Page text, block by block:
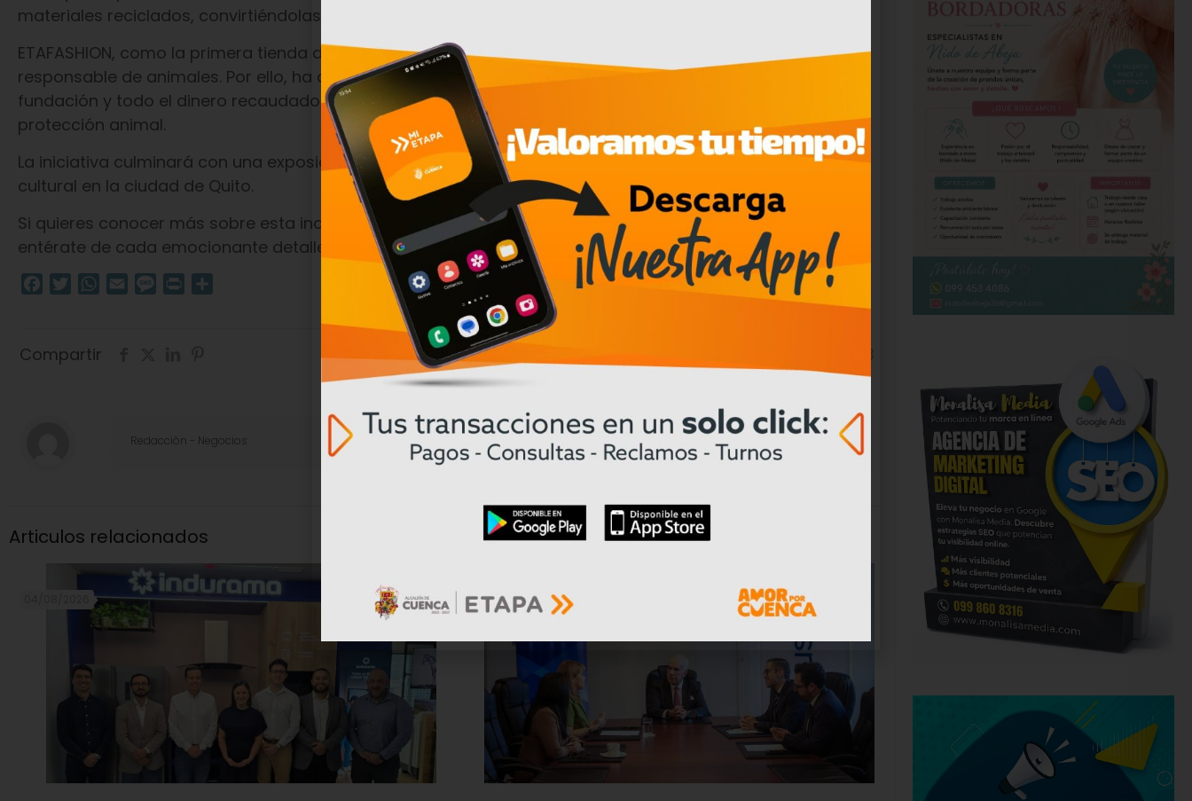
materiales reciclados, convirtiéndolas en obras de arte que posteriormente serán subastadas.
ETAFASHION, como la primera tienda de moda PET FRIENDLY del Ecuador, promueve el respeto y cuidado
responsable de animales. Por ello, ha decidido anclar el proyecto a otro fin: los artistas apadrinarán a una
fundación y todo el dinero recaudado en la subasta será entregado a fundaciones de cuidado y
protección animal.
La iniciativa culminará con una exposición final de las obras, que se llevará a cabo en un espacio icónico y
cultural en la ciudad de Quito.
Si quieres conocer más sobre esta increíble iniciativa, no dejes de seguir este medio de comunicación y
entérate de cada emocionante detalle del prometedor proyecto «ReinventArte» de ETAFASHION.
Facebook
TwitterWhatsApp
Email Message
Print
Compartir
Redacciòn - Negocios
Articulos relacionados
02/07/2026